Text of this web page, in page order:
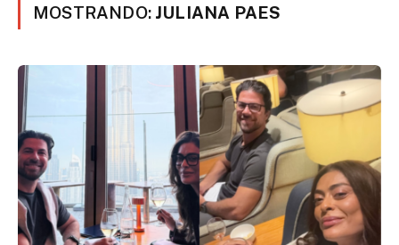
MOSTRANDO: JULIANA PAES